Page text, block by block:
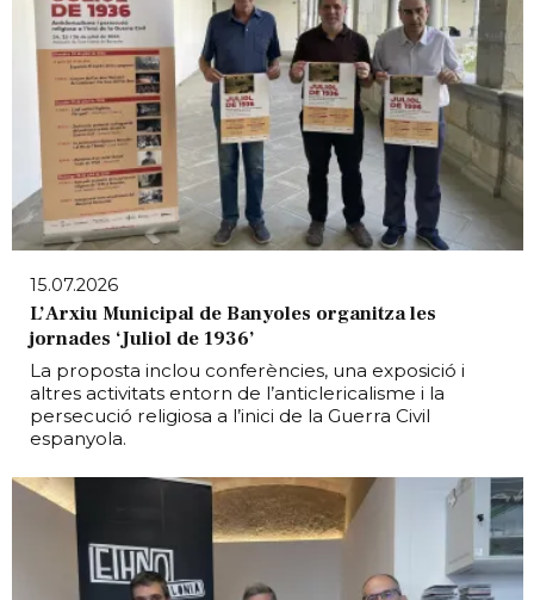
15.07.2026
L’Arxiu Municipal de Banyoles organitza les
jornades ‘Juliol de 1936’
La proposta inclou conferències, una exposició i
altres activitats entorn de l’anticlericalisme i la
persecució religiosa a l’inici de la Guerra Civil
espanyola.